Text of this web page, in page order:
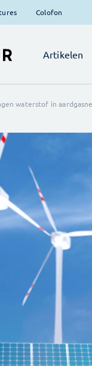
Colofon
Artikelen
waterstof in